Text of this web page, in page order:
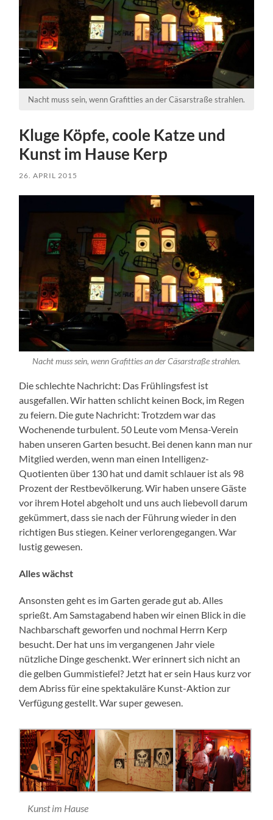
Nacht muss sein, wenn Grafitties an der Cäsarstraße strahlen.
Kluge Köpfe, coole Katze und
Kunst im Hause Kerp
26. APRIL 2015
Nacht muss sein, wenn Grafitties an der Cäsarstraße strahlen.
Die schlechte Nachricht: Das Frühlingsfest ist
ausgefallen. Wir hatten schlicht keinen Bock, im Regen
zu feiern. Die gute Nachricht: Trotzdem war das
Wochenende turbulent. 50 Leute vom Mensa-Verein
haben unseren Garten besucht. Bei denen kann man nur
Mitglied werden, wenn man einen Intelligenz-
Quotienten über 130 hat und damit schlauer ist als 98
Prozent der Restbevölkerung. Wir haben unsere Gäste
vor ihrem Hotel abgeholt und uns auch liebevoll darum
gekümmert, dass sie nach der Führung wieder in den
richtigen Bus stiegen. Keiner verlorengegangen. War
lustig gewesen.
Alles wächst
Ansonsten geht es im Garten gerade gut ab. Alles
sprießt. Am Samstagabend haben wir einen Blick in die
Nachbarschaft geworfen und nochmal Herrn Kerp
besucht. Der hat uns im vergangenen Jahr viele
nützliche Dinge geschenkt. Wer erinnert sich nicht an
die gelben Gummistiefel? Jetzt hat er sein Haus kurz vor
dem Abriss für eine spektakuläre Kunst-Aktion zur
Verfügung gestellt. War super gewesen.
Kunst im Hause